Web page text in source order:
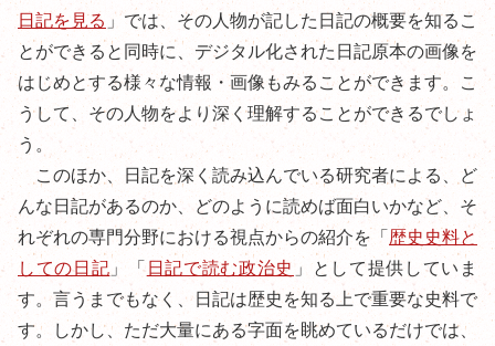
日記を見る 」では、その人物が記した日記の概要を知るこ
とができると同時に、デジタル化された日記原本の画像を
はじめとする様々な情報・画像もみることができます。こ
うして、その人物をより深く理解することができるでしょ
う。
このほか、日記を深く読み込んでいる研究者による、ど
んな日記があるのか、どのように読めば面白いかなど、そ
れぞれの専門分野における視点からの紹介を「 歴史史料と
しての日記 」「 日記で読む政治史 」として提供していま
す。言うまでもなく、日記は歴史を知る上で重要な史料で
す。しかし、ただ大量にある字面を眺めているだけでは、